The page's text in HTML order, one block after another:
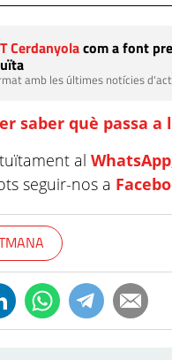
Cerdanyolacom a font
amb les últimes notícies
saber què passa
alWhatsApp
seguir-nos a